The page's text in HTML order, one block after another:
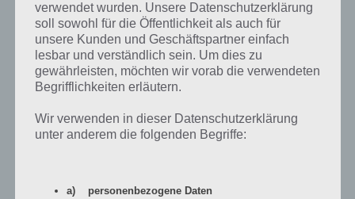
Weisser Hase mit Krawatte / Fliege und
Schlappohr
Figur
Roger
Rabbit
Mann – Gesicht zweigeteilt (links
normal, rechts Zombie)
Figur
von einer Welle überrollt wird
Gelber, oranger und dunkelblauer
Marke
B im Kreis…Adlerflügel
verwendet wurden. Unsere Datenschutzerklärung
soll sowohl für die Öffentlichkeit als auch für
unsere Kunden und Geschäftspartner einfach
lesbar und verständlich sein. Um dies zu
gewährleisten, möchten wir vorab die verwendeten
Begrifflichkeiten erläutern.
Wir verwenden in dieser Datenschutzerklärung
unter anderem die folgenden Begriffe:
a) personenbezogene Daten